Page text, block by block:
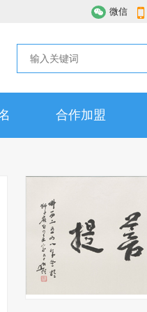
微信
合作加盟